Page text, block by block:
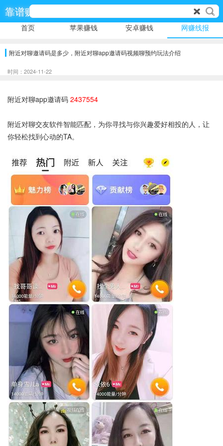
靠谱赚
首页 苹果赚钱 安卓赚钱 网赚线报
附近对聊邀请码是多少，附近对聊app邀请码视频聊预约玩法介绍
时间：2024-11-22
附近对聊app邀请码 2437554
附近对聊交友软件智能匹配，为你寻找与你兴趣爱好相投的人，让
你轻松找到心动的TA。